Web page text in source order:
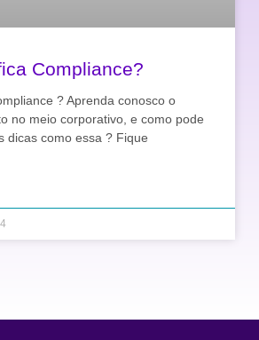
Compliance?
? Aprenda conosco o
no meio corporativo, e como pode
dicas como essa ? Fique